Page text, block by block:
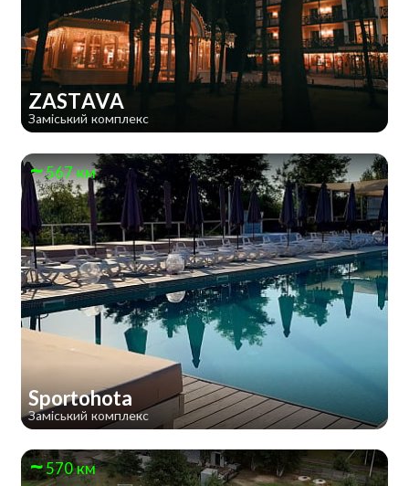
ZASTAVA
Заміський комплекс
567 км
Sportohota
Заміський комплекс
570 км